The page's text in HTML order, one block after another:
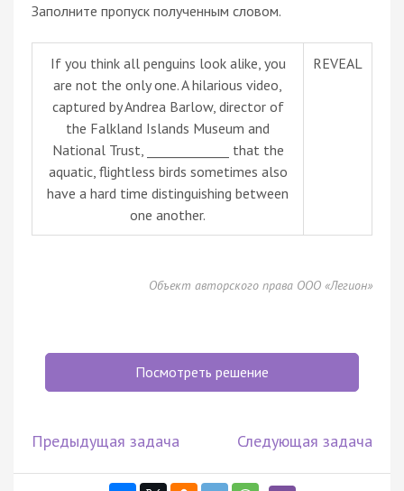
Заполните пропуск полученным словом.
If you think all penguins look alike, you
are not the only one. A hilarious video,
captured by Andrea Barlow, director of
the Falkland Islands Museum and
National Trust, _____________ that the
aquatic, flightless birds sometimes also
have a hard time distinguishing between
one another.
REVEAL
Объект авторского права ООО «Легион»
Посмотреть решение
Предыдущая задача Следующая задача